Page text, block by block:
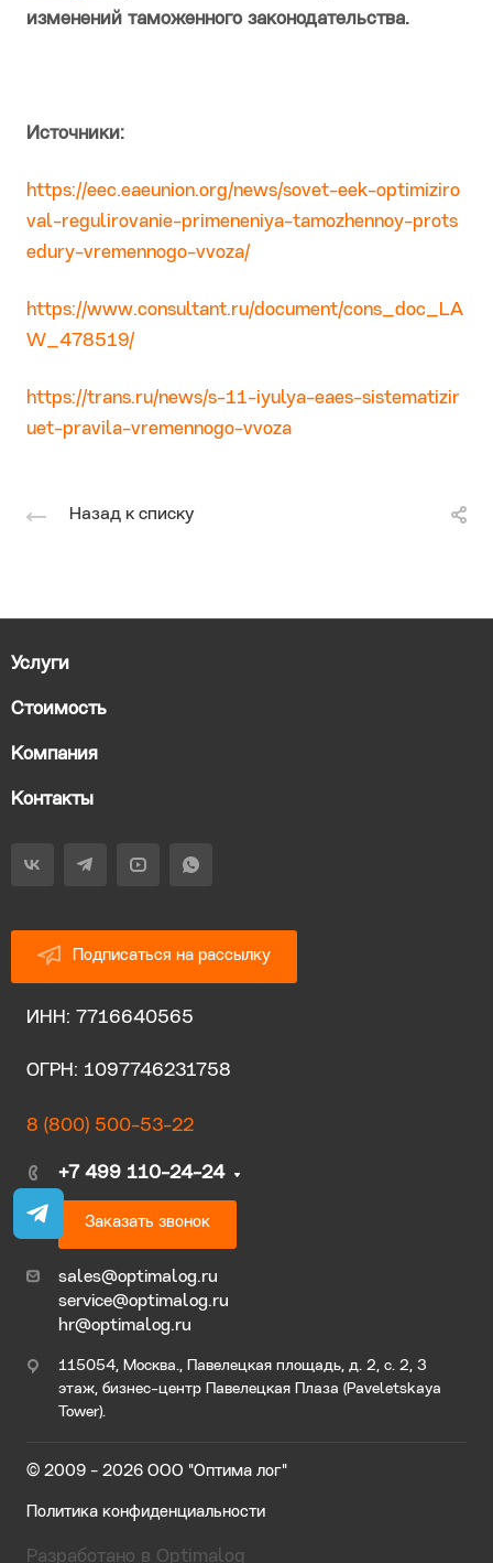
изменений таможенного законодательства.
Источники:
https://eec.eaeunion.org/news/sovet-eek-optimiziro
val-regulirovanie-primeneniya-tamozhennoy-prots
edury-vremennogo-vvoza/
https://www.consultant.ru/document/cons_doc_LA
W_478519/
https://trans.ru/news/s-11-iyulya-eaes-sistematizir
uet-pravila-vremennogo-vvoza
Назад к списку
Услуги
Стоимость
Компания
Контакты
Подписаться на рассылку
ИНН: 7716640565
ОГРН: 1097746231758
8 (800) 500-53-22
+7 499 110-24-24
Заказать звонок
sales@optimalog.ru
service@optimalog.ru
hr@optimalog.ru
115054, Москва., Павелецкая площадь, д. 2, с. 2, 3
этаж, бизнес-центр Павелецкая Плаза (Paveletskaya
Tower).
© 2009 - 2026 ООО "Оптима лог"
Политика конфиденциальности
Разработано в Optimalog